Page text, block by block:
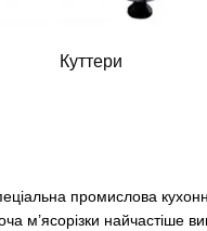
Куттери
промислова
м’ясорізки найчастіше